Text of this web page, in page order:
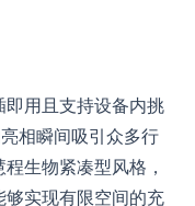
用且支持设备内挑
相瞬间吸引众多行
生物紧凑型风格，
实现有限空间的充